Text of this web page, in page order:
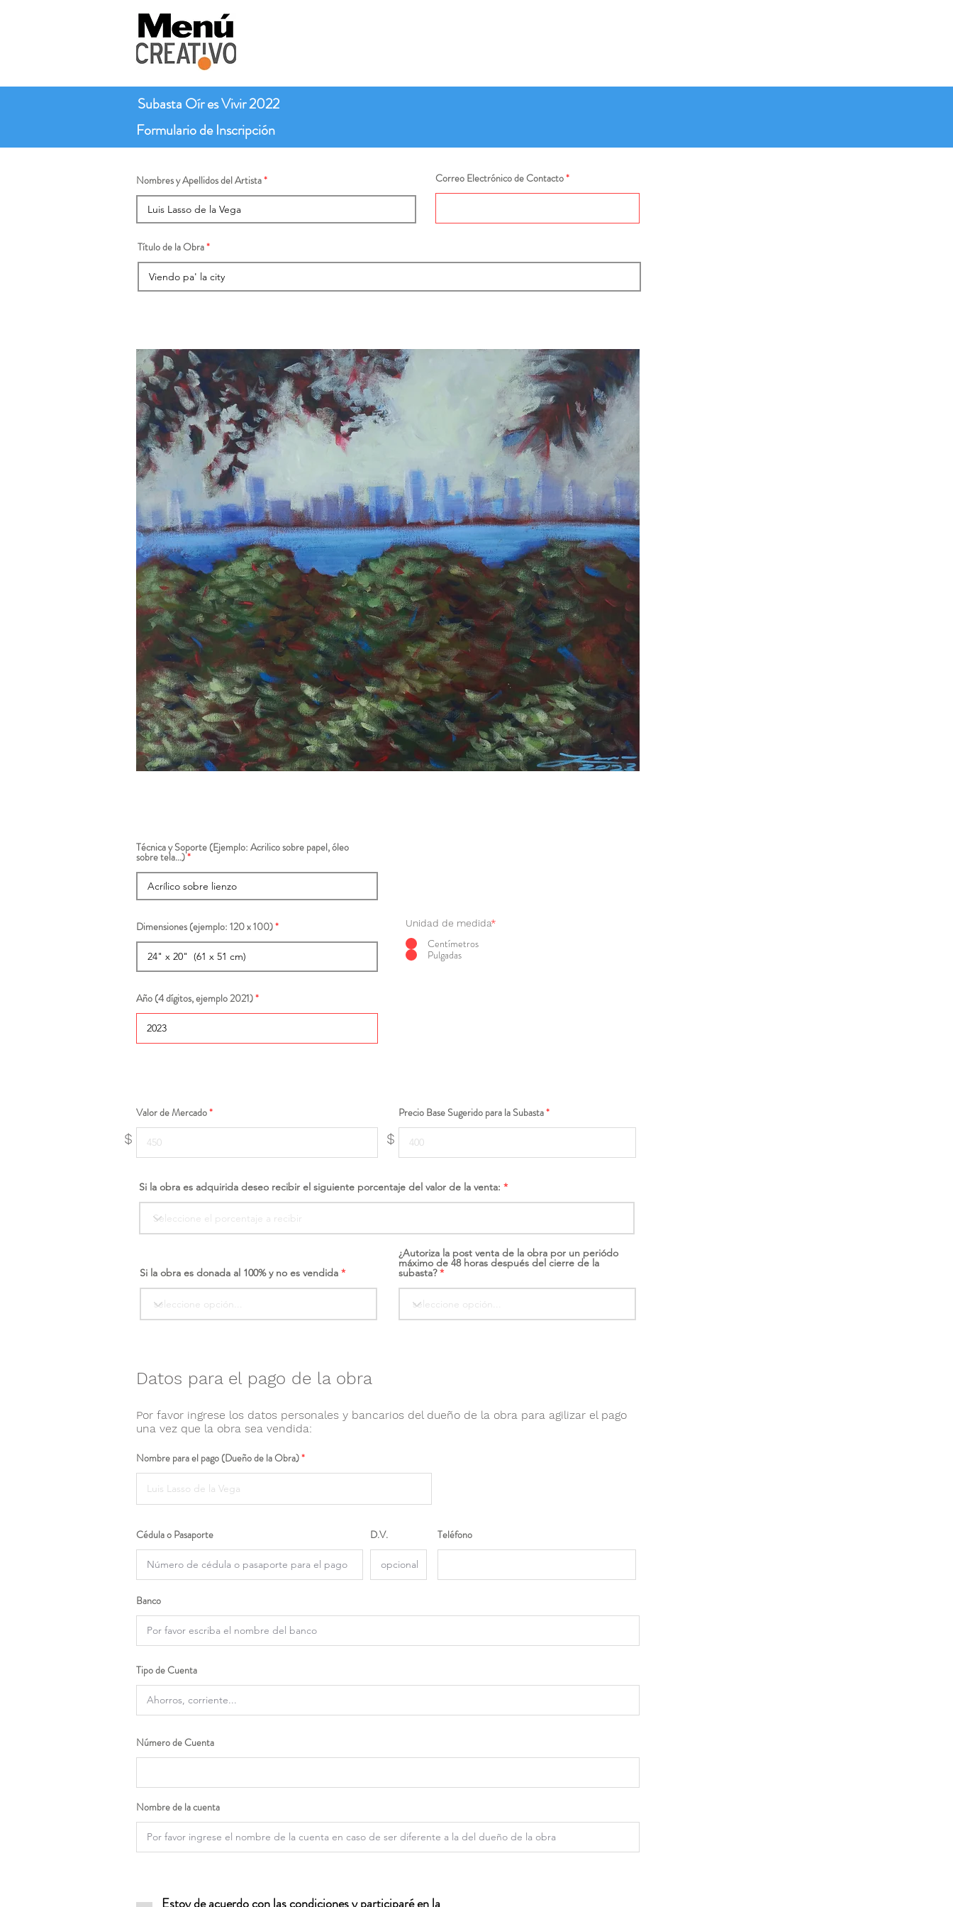
Subasta Oír es Vivir 2022
Formulario de Inscripción
Nombres y Apellidos del Artista Correo Electrónico de Contacto
Título de la Obra
Técnica y Soporte (Ejemplo: Acrilico sobre papel, óleo
sobre tela...)
Dimensiones (ejemplo: 120 x 100) Unidad de medida*
Centímetros
Pulgadas
Año (4 dígitos, ejemplo 2021)
$
Valor de Mercado
$
Precio Base Sugerido para la Subasta
Si la obra es adquirida deseo recibir el siguiente porcentaje del valor de la venta:
Si la obra es donada al 100% y no es vendida
¿Autoriza la post venta de la obra por un periódo
máximo de 48 horas después del cierre de la
subasta?
Datos para el pago de la obra
Por favor ingrese los datos personales y bancarios del dueño de la obra para agilizar el pago
una vez que la obra sea vendida:
Nombre para el pago (Dueño de la Obra)
Cédula o Pasaporte D.V. Teléfono
Banco
Tipo de Cuenta
Número de Cuenta
Nombre de la cuenta